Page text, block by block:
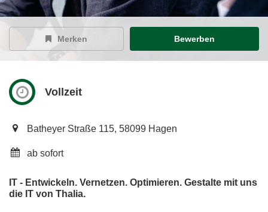
Merken Bewerben
Vollzeit
Batheyer Straße 115, 58099 Hagen
ab sofort
IT - Entwickeln. Vernetzen. Optimieren. Gestalte mit uns
die IT von Thalia.